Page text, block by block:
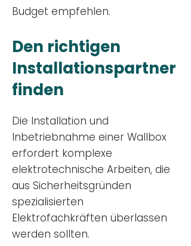
Budget empfehlen.
Den richtigen
Installationspartner
finden
Die Installation und
Inbetriebnahme einer Wallbox
erfordert komplexe
elektrotechnische Arbeiten, die
aus Sicherheitsgründen
spezialisierten
Elektrofachkräften überlassen
werden sollten.